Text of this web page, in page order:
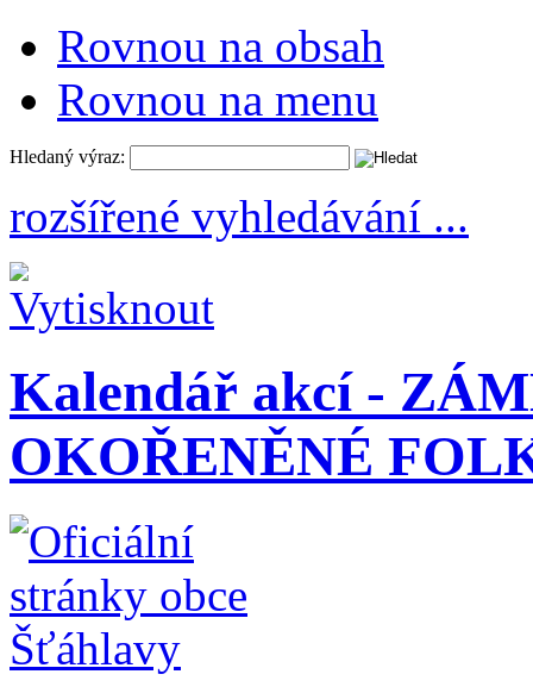
Rovnou na obsah
Rovnou na menu
Hledaný výraz:
rozšířené vyhledávání ...
Kalendář akcí -
OKOŘENĚNÉ